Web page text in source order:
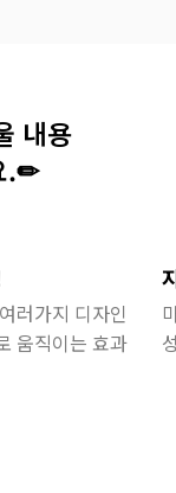
내용
.✏
러가지 디자인
움직이는 효과